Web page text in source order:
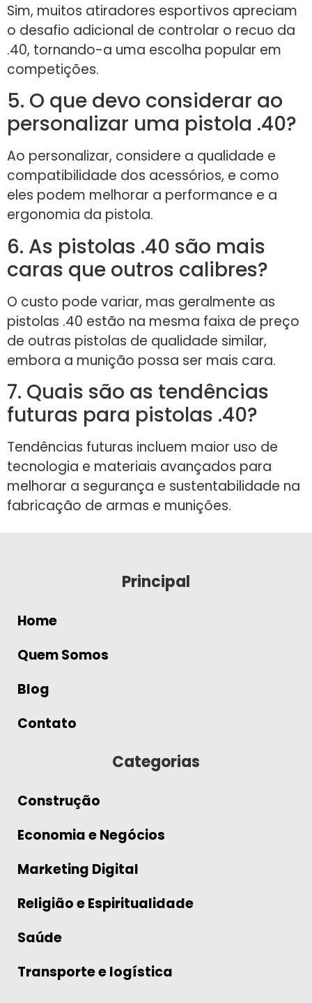
Sim, muitos atiradores esportivos apreciam
o desafio adicional de controlar o recuo da
.40, tornando-a uma escolha popular em
competições.
5. O que devo considerar ao
personalizar uma pistola .40?
Ao personalizar, considere a qualidade e
compatibilidade dos acessórios, e como
eles podem melhorar a performance e a
ergonomia da pistola.
6. As pistolas .40 são mais
caras que outros calibres?
O custo pode variar, mas geralmente as
pistolas .40 estão na mesma faixa de preço
de outras pistolas de qualidade similar,
embora a munição possa ser mais cara.
7. Quais são as tendências
futuras para pistolas .40?
Tendências futuras incluem maior uso de
tecnologia e materiais avançados para
melhorar a segurança e sustentabilidade na
fabricação de armas e munições.
Principal
Home
Quem Somos
Blog
Contato
Categorias
Construção
Economia e Negócios
Marketing Digital
Religião e Espiritualidade
Saúde
Transporte e logística